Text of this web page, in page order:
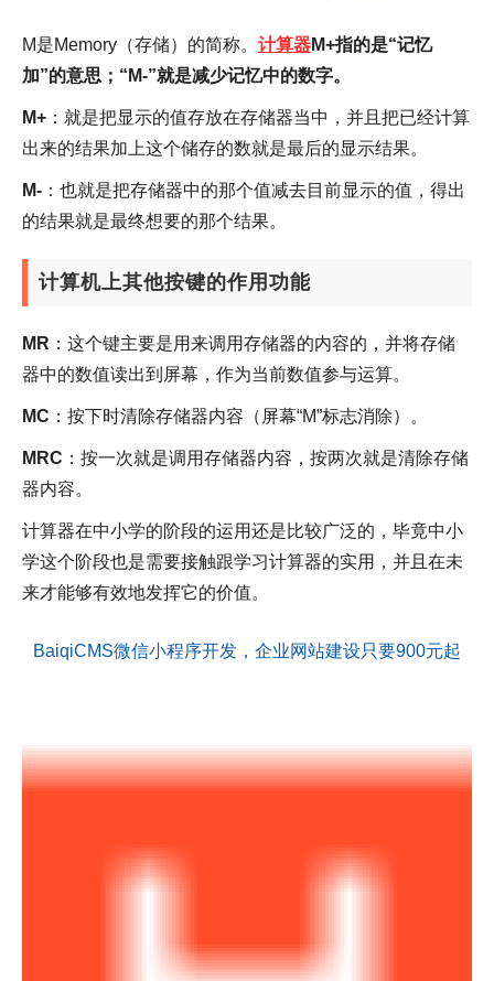
M是Memory（存储）的简称。 计算器M+指的是“记忆
加”的意思；“M-”就是减少记忆中的数字。
M+ ：就是把显示的值存放在存储器当中，并且把已经计算
出来的结果加上这个储存的数就是最后的显示结果。
M- ：也就是把存储器中的那个值减去目前显示的值，得出
的结果就是最终想要的那个结果。
计算机上其他按键的作用功能
MR ：这个键主要是用来调用存储器的内容的，并将存储
器中的数值读出到屏幕，作为当前数值参与运算。
MC ：按下时清除存储器内容（屏幕“M”标志消除）。
MRC ：按一次就是调用存储器内容，按两次就是清除存储
器内容。
计算器在中小学的阶段的运用还是比较广泛的，毕竟中小
学这个阶段也是需要接触跟学习计算器的实用，并且在未
来才能够有效地发挥它的价值。
BaiqiCMS微信小程序开发，企业网站建设只要900元起